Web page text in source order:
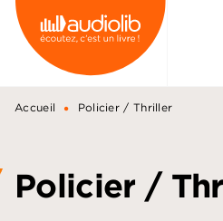
MENU RECHERCHE
PIED DE PAGE
Accueil • Policier / Thriller
Policier /